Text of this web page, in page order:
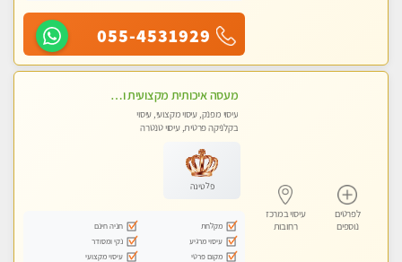
055-4531929
לפרטים
נוספים
עיסוי במרכז
רחובות
מעסה איכותית מקצועית ומפנקת
עיסוי מפנק, עיסוי מקצועי, עיסוי
בקלניקה פרטית, עיסוי טנטרה
פלטינה
מקלחת
חניה חינם
עיסוי מרגיע
נקי ומסודר
מקום פרטי
עיסוי מקצועי